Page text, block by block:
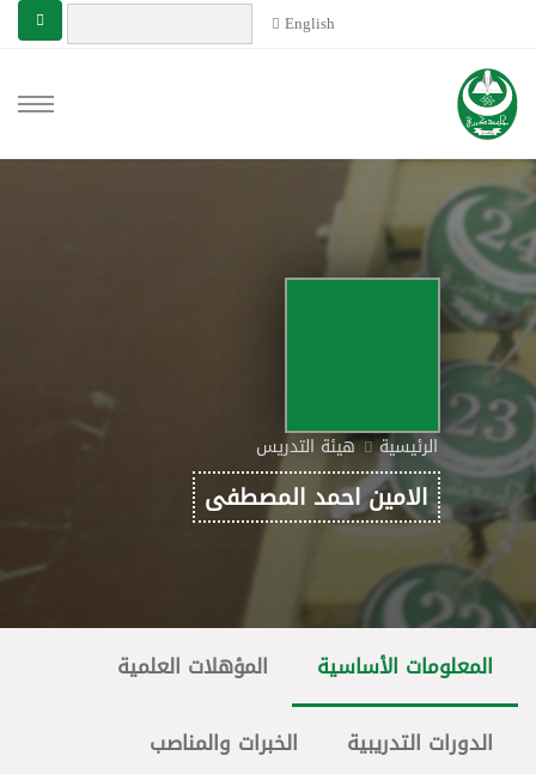
English
الرئيسية هيئة التدريس
الامين احمد المصطفى
المعلومات الأساسية المؤهلات العلمية
الدورات التدريبية الخبرات والمناصب